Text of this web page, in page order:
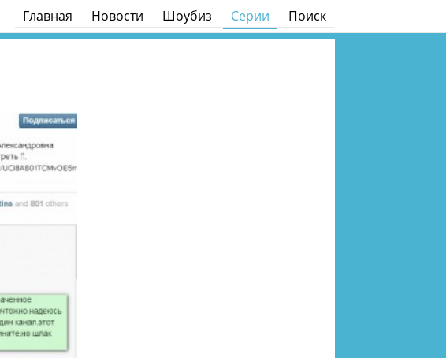
Главная Новости Шоубиз Серии Поиск